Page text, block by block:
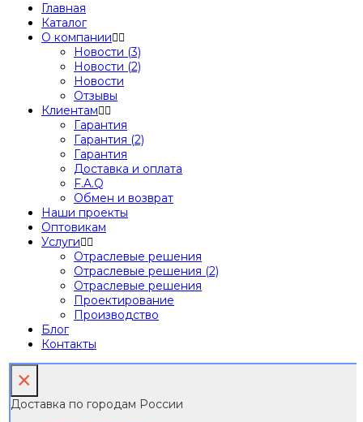
Главная
Каталог
О компании
Новости (3)
Новости (2)
Новости
Отзывы
Клиентам
Гарантия
Гарантия (2)
Гарантия
Доставка и оплата
F.A.Q
Обмен и возврат
Наши проекты
Оптовикам
Услуги
Отраслевые решения
Отраслевые решения (2)
Отраслевые решения
Проектирование
Производство
Блог
Контакты
×
Доставка по городам России